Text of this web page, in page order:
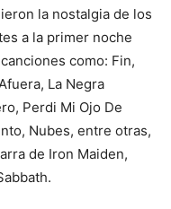
la nostalgia de los
a la primer noche
como: Fin,
La Negra
Perdi Mi Ojo De
Nubes, entre otras,
de Iron Maiden,